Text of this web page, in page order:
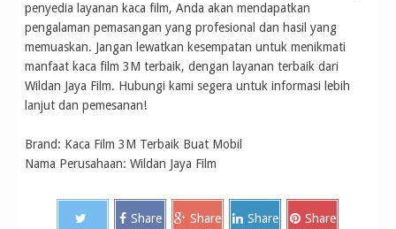
penyedia layanan kaca film, Anda akan mendapatkan
pengalaman pemasangan yang profesional dan hasil yang
memuaskan. Jangan lewatkan kesempatan untuk menikmati
manfaat kaca film 3M terbaik, dengan layanan terbaik dari
Wildan Jaya Film. Hubungi kami segera untuk informasi lebih
lanjut dan pemesanan!
Brand: Kaca Film 3M Terbaik Buat Mobil
Nama Perusahaan: Wildan Jaya Film
Share Share Share Share